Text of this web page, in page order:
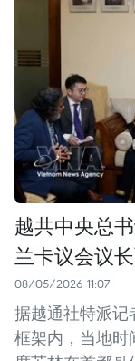
越共中央总
兰卡议会议
08/05/2026 11:07
据越通社特派记
框架内，当地时